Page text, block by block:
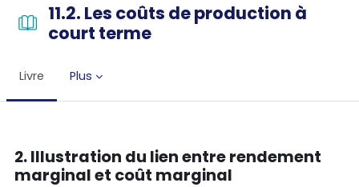
11.2. Les coûts de production à
court terme
Livre Plus
2. Illustration du lien entre rendement
marginal et coût marginal